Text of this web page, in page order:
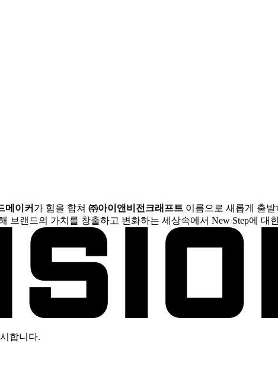
메이커 가 힘을 합쳐 ㈜아이앤비전크래프트 이름으로 새롭게 출
브랜드의 가치를 창출하고 변화하는 세상속에서 New Step에 대
합니다.